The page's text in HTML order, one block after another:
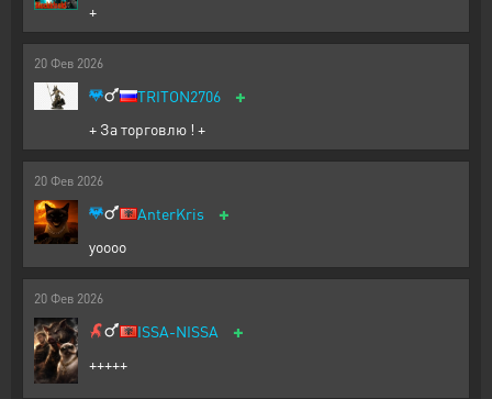
+
20 Фев 2026
TRITON2706 +
+ За торговлю ! +
20 Фев 2026
AnterKris +
yoooo
20 Фев 2026
ISSA-NISSA +
+++++